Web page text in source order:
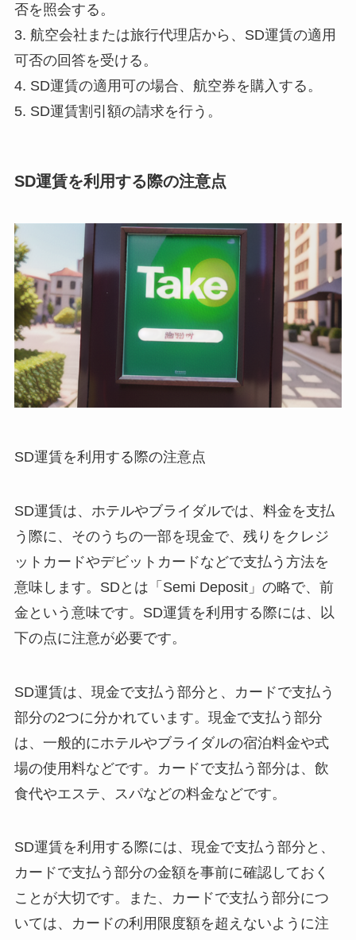
否を照会する。
3. 航空会社または旅行代理店から、 SD運賃の適用
可否の回答を受ける 。
4. SD運賃の適用可の場合、 航空券を購入 する。
5. SD運賃割引額の請求を行う。
SD運賃を利用する際の注意点
SD運賃を利用する際の注意点
SD運賃は、ホテルやブライダルでは、料金を支払
う際に、そのうちの一部を現金で、残りをクレジ
ットカードやデビットカードなどで支払う方法を
意味します。SDとは「Semi Deposit」の略で、前
金という意味です。SD運賃を利用する際には、以
下の点に注意が必要です。
SD運賃は、現金で支払う部分と、カードで支払う
部分の2つに分かれています。現金で支払う部分
は、一般的にホテルやブライダルの宿泊料金や式
場の使用料などです。カードで支払う部分は、飲
食代やエステ、スパなどの料金などです。
SD運賃を利用する際には、現金で支払う部分と、
カードで支払う部分の金額を事前に確認しておく
ことが大切です。また、カードで支払う部分につ
いては、カードの利用限度額を超えないように注